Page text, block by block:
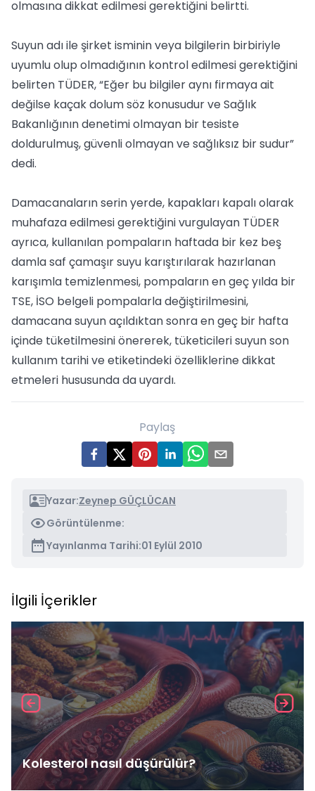
olmasına dikkat edilmesi gerektiğini belirtti.
Suyun adı ile şirket isminin veya bilgilerin birbiriyle
uyumlu olup olmadığının kontrol edilmesi gerektiğini
belirten TÜDER, “Eğer bu bilgiler aynı firmaya ait
değilse kaçak dolum söz konusudur ve Sağlık
Bakanlığının denetimi olmayan bir tesiste
doldurulmuş, güvenli olmayan ve sağlıksız bir sudur”
dedi.
Damacanaların serin yerde, kapakları kapalı olarak
muhafaza edilmesi gerektiğini vurgulayan TÜDER
ayrıca, kullanılan pompaların haftada bir kez beş
damla saf çamaşır suyu karıştırılarak hazırlanan
karışımla temizlenmesi, pompaların en geç yılda bir
TSE, İSO belgeli pompalarla değiştirilmesini,
damacana suyun açıldıktan sonra en geç bir hafta
içinde tüketilmesini önererek, tüketicileri suyun son
kullanım tarihi ve etiketindeki özelliklerine dikkat
etmeleri hususunda da uyardı.
Paylaş
Yazar:Zeynep GÜÇLÜCAN
Görüntülenme:
Yayınlanma Tarihi:01 Eylül 2010
İlgili İçerikler
Kolesterol nasıl düşürülür?